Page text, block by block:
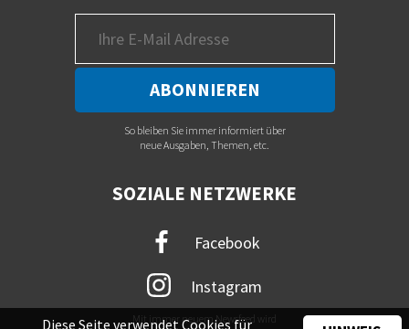
So bleiben Sie immer informiert über
neue Ausgaben, Themen, etc.
SOZIALE NETZWERKE
Facebook
Instagram
Mit immer neuem Newsfeed wird
Diese Seite verwendet Cookies für